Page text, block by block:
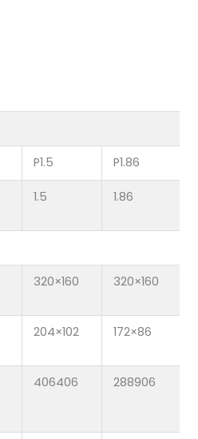
P1.5 P1.86
1.5 1.86
320×160 320×160
204×102 172×86
406406 288906